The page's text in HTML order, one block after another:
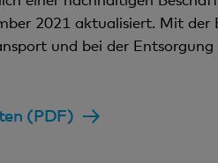
2021 aktualisiert. Mit der
und bei der
(PDF)